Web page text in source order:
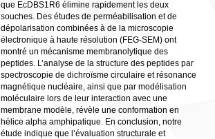
que EcDBS1R6 élimine rapidement les deux
souches. Des études de perméabilisation et de
dépolarisation combinées à de la microscopie
électronique à haute résolution (FEG-SEM) ont
montré un mécanisme membranolytique des
peptides. L’analyse de la structure des peptides par
spectroscopie de dichroïsme circulaire et résonance
magnétique nucléaire, ainsi que par modélisation
moléculaire lors de leur interaction avec une
membrane modèle, révèle une conformation en
hélice alpha amphipatique. En conclusion, notre
étude indique que l’évaluation structurale et